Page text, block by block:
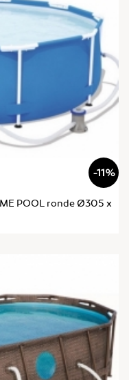
-11%
POOL ronde Ø305 x